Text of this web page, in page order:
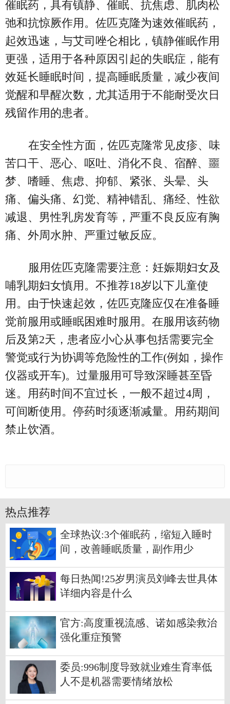
催眠药，具有镇静、催眠、抗焦虑、肌肉松
弛和抗惊厥作用。佐匹克隆为速效催眠药，
起效迅速，与艾司唑仑相比，镇静催眠作用
更强，适用于各种原因引起的失眠症，能有
效延长睡眠时间，提高睡眠质量，减少夜间
觉醒和早醒次数，尤其适用于不能耐受次日
残留作用的患者。
在安全性方面，佐匹克隆常见皮疹、味
苦口干、恶心、呕吐、消化不良、宿醉、噩
梦、嗜睡、焦虑、抑郁、紧张、头晕、头
痛、偏头痛、幻觉、精神错乱、痛经、性欲
减退、男性乳房发育等，严重不良反应有胸
痛、外周水肿、严重过敏反应。
服用佐匹克隆需要注意：妊娠期妇女及
哺乳期妇女慎用。不推荐18岁以下儿童使
用。由于快速起效，佐匹克隆应仅在准备睡
觉前服用或睡眠困难时服用。在服用该药物
后及第2天，患者应小心从事包括需要完全
警觉或行为协调等危险性的工作(例如，操作
仪器或开车)。过量服用可导致深睡甚至昏
迷。用药时间不宜过长，一般不超过4周，
可间断使用。停药时须逐渐减量。用药期间
禁止饮酒。
热点推荐
全球热议:3个催眠药，缩短入睡时
间，改善睡眠质量，副作用少
每日热闻!25岁男演员刘峰去世具体
详细内容是什么
官方:高度重视流感、诺如感染救治
强化重症预警
委员:996制度导致就业难生育率低
人不是机器需要情绪放松